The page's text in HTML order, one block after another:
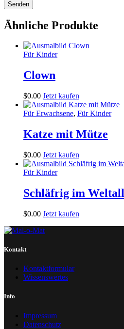
Ähnliche Produkte
Für Kinder
Clown
$0.00 Jetzt kaufen
Für Erwachsene, Für Kinder
Katze mit Mütze
$0.00 Jetzt kaufen
Für Kinder
Schläfrig im Weltall
$0.00 Jetzt kaufen
Kontakt
Kontaktformular
Wissenswertes
Info
Impressum
Datenschutz